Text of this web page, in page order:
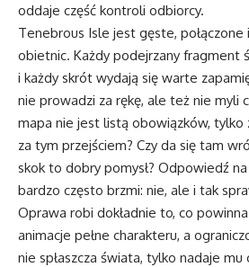
oddaje część kontroli odbiorcy.
Tenebrous Isle jest gęste, połączone i
obietnic. Każdy podejrzany fragment
i każdy skrót wydają się warte
nie prowadzi za rękę, ale też nie myli
mapa nie jest listą obowiązków,
za tym przejściem? Czy da się tam
skok to dobry pomysł? Odpowiedź
bardzo często brzmi: nie, ale i tak
Oprawa robi dokładnie to, co
animacje pełne charakteru, a
nie spłaszcza świata, tylko nadaje mu